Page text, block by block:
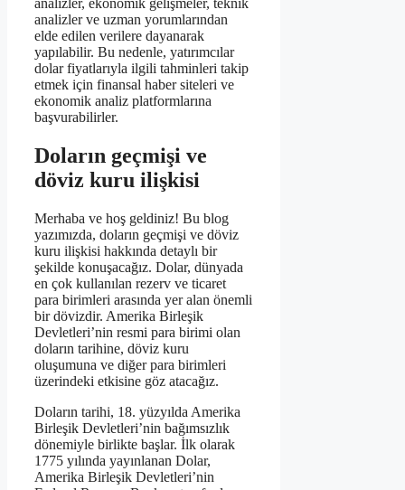
analizler, ekonomik gelişmeler, teknik
analizler ve uzman yorumlarından
elde edilen verilere dayanarak
yapılabilir. Bu nedenle, yatırımcılar
dolar fiyatlarıyla ilgili tahminleri takip
etmek için finansal haber siteleri ve
ekonomik analiz platformlarına
başvurabilirler.
Doların geçmişi ve
döviz kuru ilişkisi
Merhaba ve hoş geldiniz! Bu blog
yazımızda, doların geçmişi ve döviz
kuru ilişkisi hakkında detaylı bir
şekilde konuşacağız. Dolar, dünyada
en çok kullanılan rezerv ve ticaret
para birimleri arasında yer alan önemli
bir dövizdir. Amerika Birleşik
Devletleri’nin resmi para birimi olan
doların tarihine, döviz kuru
oluşumuna ve diğer para birimleri
üzerindeki etkisine göz atacağız.
Doların tarihi, 18. yüzyılda Amerika
Birleşik Devletleri’nin bağımsızlık
dönemiyle birlikte başlar. İlk olarak
1775 yılında yayınlanan Dolar,
Amerika Birleşik Devletleri’nin